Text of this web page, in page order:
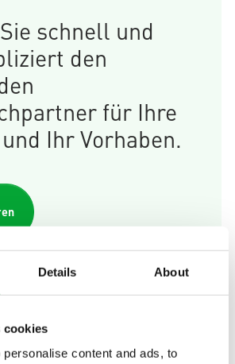
Details About
cookies
content and ads, to
schnell und
den
für Ihre
Ihr Vorhaben.